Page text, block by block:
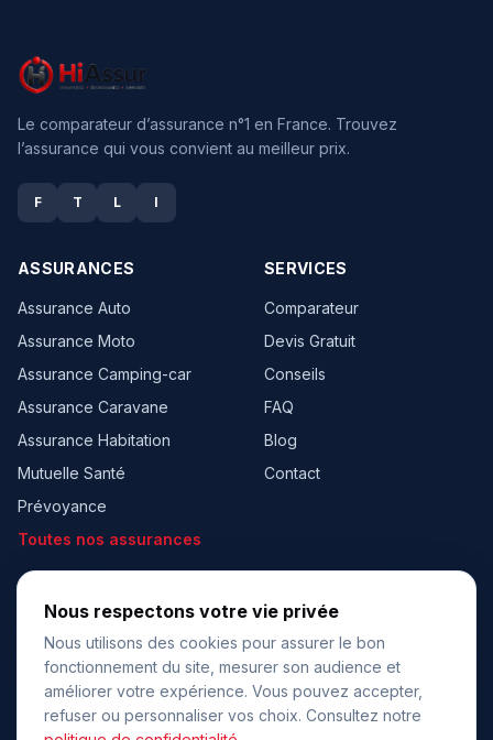
Le comparateur d’assurance n°1 en France. Trouvez
l’assurance qui vous convient au meilleur prix.
F T L I
ASSURANCES
Assurance Auto
Assurance Moto
Assurance Camping-car
Assurance Caravane
Assurance Habitation
Mutuelle Santé
Prévoyance
Toutes nos assurances
SERVICES
Comparateur
Devis Gratuit
Conseils
FAQ
Blog
Contact
Qui sommes-nous ?
Nos partenaires
Recrutement
Mentions légales
☎06 95 32 15 39
Lun - Ven 9h - 18h
✉contact@hiassur.fr
Nous respectons votre vie privée
Nous utilisons des cookies pour assurer le bon
fonctionnement du site, mesurer son audience et
améliorer votre expérience. Vous pouvez accepter,
refuser ou personnaliser vos choix. Consultez notre